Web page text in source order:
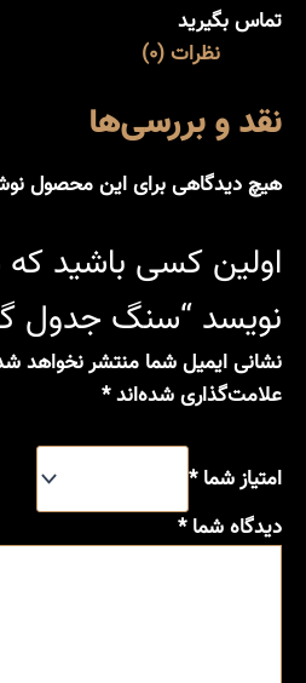
تماس بگیرید
نظرات (0)
نقد و بررسی‌ها
هیچ دیدگاهی برای این محصول
اولین کسی باشید
نویسد “سنگ جدول
نشانی ایمیل شما منتشر نخواهد
علامت‌گذاری شده‌اند*
امتیاز شما*
دیدگاه شما*